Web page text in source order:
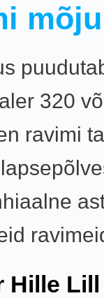
mõju
320
ravimi
Hille Lill